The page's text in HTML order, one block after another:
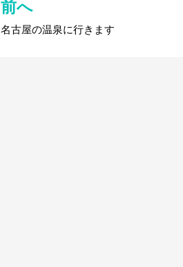
投
稿
前へ
名古屋の温泉に行きます